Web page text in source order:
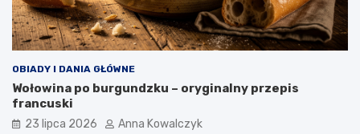
OBIADY I DANIA GŁÓWNE
Wołowina po burgundzku – oryginalny przepis
francuski
23 lipca 2026 Anna Kowalczyk